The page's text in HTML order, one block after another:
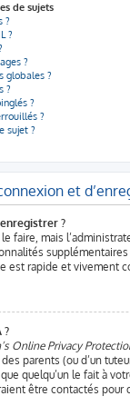
de sujets
?
?
?
globales ?
?
?
?
sujet ?
et
?
faire, mais
supplémentaires
est rapide et vivement
?
Online Privacy
parents (ou d’un
quelqu’un le fait à
être contactés